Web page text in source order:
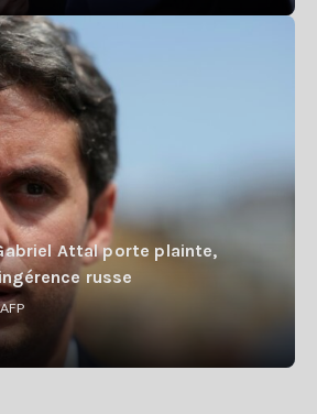
Attal porte plainte,
russe
AFP